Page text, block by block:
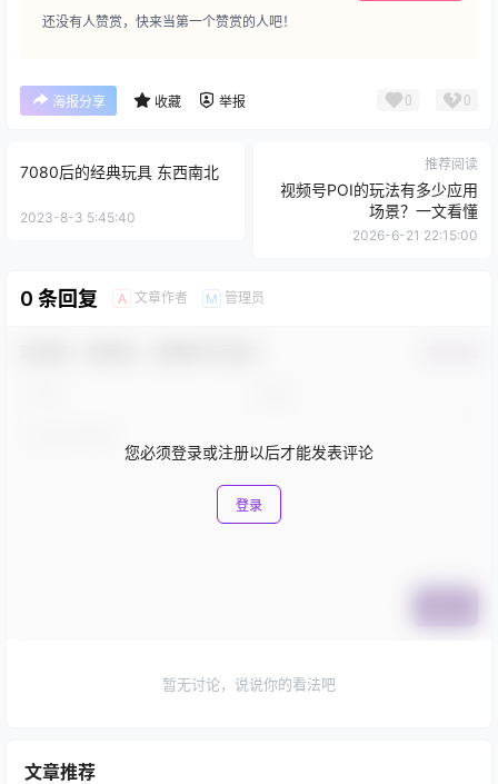
还没有人赞赏，快来当第一个赞赏的人吧！
海报分享 收藏 举报 0 0
7080后的经典玩具 东西南北
2023-8-3 5:45:40
推荐阅读
视频号POI的玩法有多少应用
场景？一文看懂
2026-6-21 22:15:00
0 条回复 A 文章作者 M 管理员
您必须登录或注册以后才能发表评论
登录
暂无讨论，说说你的看法吧
文章推荐